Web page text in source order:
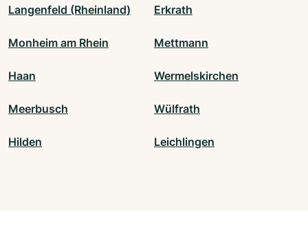
Langenfeld (Rheinland) Erkrath
Monheim am Rhein Mettmann
Haan Wermelskirchen
Meerbusch Wülfrath
Hilden Leichlingen